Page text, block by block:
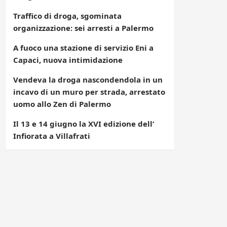
Traffico di droga, sgominata
organizzazione: sei arresti a Palermo
A fuoco una stazione di servizio Eni a
Capaci, nuova intimidazione
Vendeva la droga nascondendola in un
incavo di un muro per strada, arrestato
uomo allo Zen di Palermo
Il 13 e 14 giugno la XVI edizione dell’
Infiorata a Villafrati